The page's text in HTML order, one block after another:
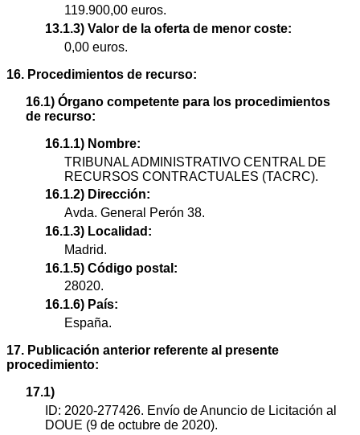
119.900,00 euros.
13.1.3) Valor de la oferta de menor coste:
0,00 euros.
16. Procedimientos de recurso:
16.1) Órgano competente para los procedimientos
de recurso:
16.1.1) Nombre:
TRIBUNAL ADMINISTRATIVO CENTRAL DE
RECURSOS CONTRACTUALES (TACRC).
16.1.2) Dirección:
Avda. General Perón 38.
16.1.3) Localidad:
Madrid.
16.1.5) Código postal:
28020.
16.1.6) País:
España.
17. Publicación anterior referente al presente
procedimiento:
17.1)
ID: 2020-277426. Envío de Anuncio de Licitación al
DOUE (9 de octubre de 2020).